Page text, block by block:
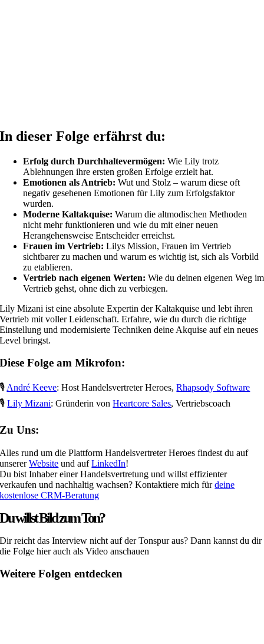
In dieser Folge erfährst du:
Erfolg durch Durchhaltevermögen: Wie Lily trotz
Ablehnungen ihre ersten großen Erfolge erzielt hat.
Emotionen als Antrieb: Wut und Stolz – warum diese oft
negativ gesehenen Emotionen für Lily zum Erfolgsfaktor
wurden.
Moderne Kaltakquise: Warum die altmodischen Methoden
nicht mehr funktionieren und wie du mit einer neuen
Herangehensweise Entscheider erreichst.
Frauen im Vertrieb: Lilys Mission, Frauen im Vertrieb
sichtbarer zu machen und warum es wichtig ist, sich als Vorbild
zu etablieren.
Vertrieb nach eigenen Werten: Wie du deinen eigenen Weg im
Vertrieb gehst, ohne dich zu verbiegen.
Lily Mizani ist eine absolute Expertin der Kaltakquise und lebt ihren
Vertrieb mit voller Leidenschaft. Erfahre, wie du durch die richtige
Einstellung und modernisierte Techniken deine Akquise auf ein neues
Level bringst.
Diese Folge am Mikrofon:
🎙️ André Keeve: Host Handelsvertreter Heroes,Rhapsody Software
🎙️Lily Mizani: Gründerin vonHeartcore Sales, Vertriebscoach
Zu Uns:
Alles rund um die Plattform Handelsvertreter Heroes findest du auf
unsererWebsite und aufLinkedIn!
Du bist Inhaber einer Handelsvertretung und willst effizienter
verkaufen und nachhaltig wachsen? Kontaktiere mich fürdeine
kostenlose CRM-Beratung
Du willst Bild zum Ton?
Dir reicht das Interview nicht auf der Tonspur aus? Dann kannst du dir
die Folge hier auch als Video anschauen
Weitere Folgen entdecken